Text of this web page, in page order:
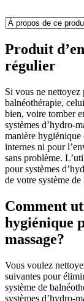
Produit
régulier
Si vous ne nettoyez
balnéothérapie,
bien, voire tomber
systèmes d’hydro-
manière hygiénique
internes ni pour
sans problème.
pour systèmes
de votre système
Comment
hygiénique
massage?
Vous voulez
suivantes pour
système de
systèmes d’hydro-